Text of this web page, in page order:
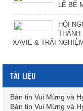
LỄ BẾ
HỘI
XAVIE & TRẢI
TÀI LIỆU
Bản tin Vui Mừng và
Bản tin Vui Mừng và